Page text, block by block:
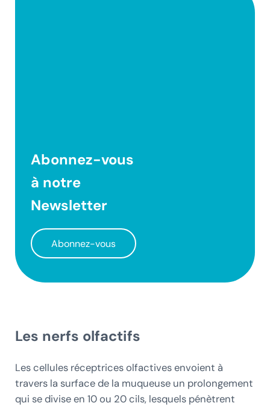
Abonnez-vous
à notre
Newsletter
Abonnez-vous
Les nerfs olfactifs
Les cellules réceptrices olfactives envoient à
travers la surface de la muqueuse un prolongement
qui se divise en 10 ou 20 cils, lesquels pénètrent